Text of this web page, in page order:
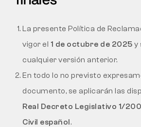
La presente Política de
vigor el 1 de octubre de 2025 y
cualquier versión anterior.
En todo lo no previsto
documento, se aplicarán las
Real Decreto Legislativo 1/
Civil español.